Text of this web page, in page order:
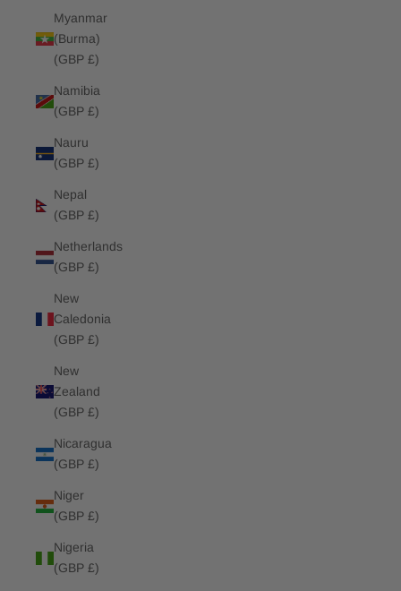
Myanmar
(Burma)
(GBP £)
Namibia
(GBP £)
Nauru
(GBP £)
Nepal
(GBP £)
Netherlands
(GBP £)
New
Caledonia
(GBP £)
New
Zealand
(GBP £)
Nicaragua
(GBP £)
Niger
(GBP £)
Nigeria
(GBP £)